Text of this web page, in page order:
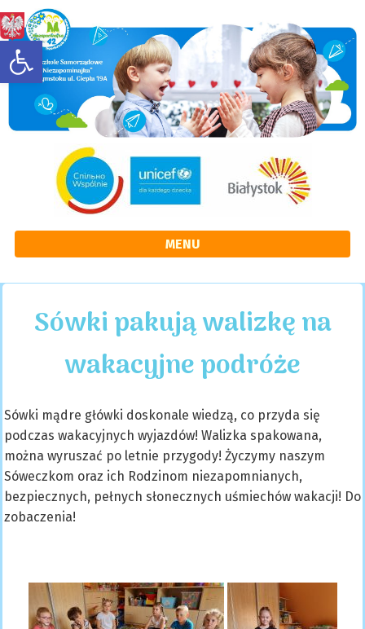
rozwiń/zwiń panel
strona początkowa
MENU
Sówki pakują walizkę na
wakacyjne podróże
Sówki mądre główki doskonale wiedzą, co przyda się
podczas wakacyjnych wyjazdów! Walizka spakowana,
można wyruszać po letnie przygody! Życzymy naszym
Sóweczkom oraz ich Rodzinom niezapomnianych,
bezpiecznych, pełnych słonecznych uśmiechów wakacji! Do
zobaczenia!